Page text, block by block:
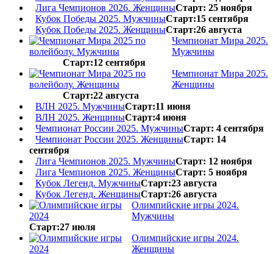
Лига Чемпионов 2026. ЖенщиныСтарт: 25 ноября
Кубок Победы 2025. МужчиныСтарт:15 сентября
Кубок Победы 2025. ЖенщиныСтарт:26 августа
Чемпионат Мира 2025.
Мужчины
Старт:12 сентября
Чемпионат Мира 2025.
Женщины
Старт:22 августа
ВЛН 2025. МужчиныСтарт:11 июня
ВЛН 2025. ЖенщиныСтарт:4 июня
Чемпионат России 2025. МужчиныСтарт: 4 сентября
Чемпионат России 2025. ЖенщиныСтарт: 14
сентября
Лига Чемпионов 2025. МужчиныСтарт: 12 ноября
Лига Чемпионов 2025. ЖенщиныСтарт: 5 ноября
Кубок Легенд. МужчиныСтарт:23 августа
Кубок Легенд. ЖенщиныСтарт:26 августа
Олимпийские игры 2024.
Мужчины
Старт:27 июля
Олимпийские игры 2024.
Женщины